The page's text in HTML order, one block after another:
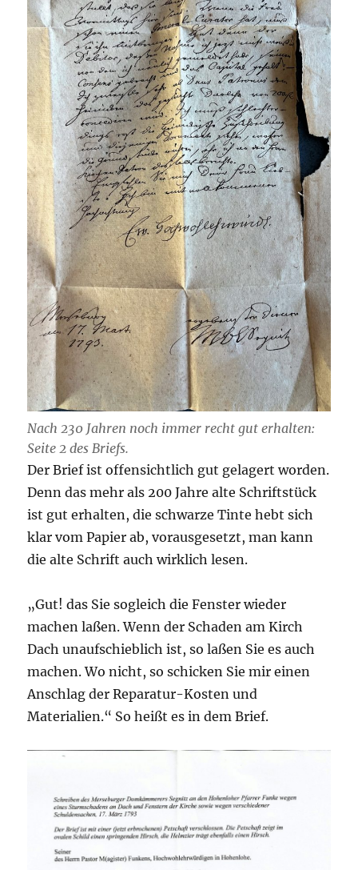
Nach 230 Jahren noch immer recht gut erhalten:
Seite 2 des Briefs.
Der Brief ist offensichtlich gut gelagert worden.
Denn das mehr als 200 Jahre alte Schriftstück
ist gut erhalten, die schwarze Tinte hebt sich
klar vom Papier ab, vorausgesetzt, man kann
die alte Schrift auch wirklich lesen.
„Gut! das Sie sogleich die Fenster wieder
machen laßen. Wenn der Schaden am Kirch
Dach unaufschieblich ist, so laßen Sie es auch
machen. Wo nicht, so schicken Sie mir einen
Anschlag der Reparatur-Kosten und
Materialien.“ So heißt es in dem Brief.